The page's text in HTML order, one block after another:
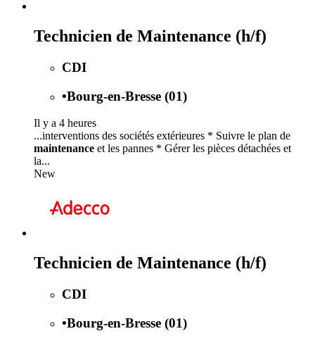
Technicien de Maintenance (h/f)
CDI
•Bourg-en-Bresse (01)
Il y a 4 heures
...interventions des sociétés extérieures * Suivre le plan de
maintenance et les pannes * Gérer les pièces détachées et
la...
New
Technicien de Maintenance (h/f)
CDI
•Bourg-en-Bresse (01)